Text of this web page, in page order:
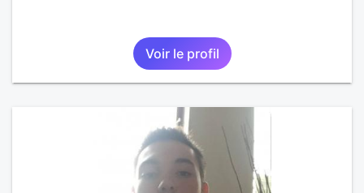
Voir le profil